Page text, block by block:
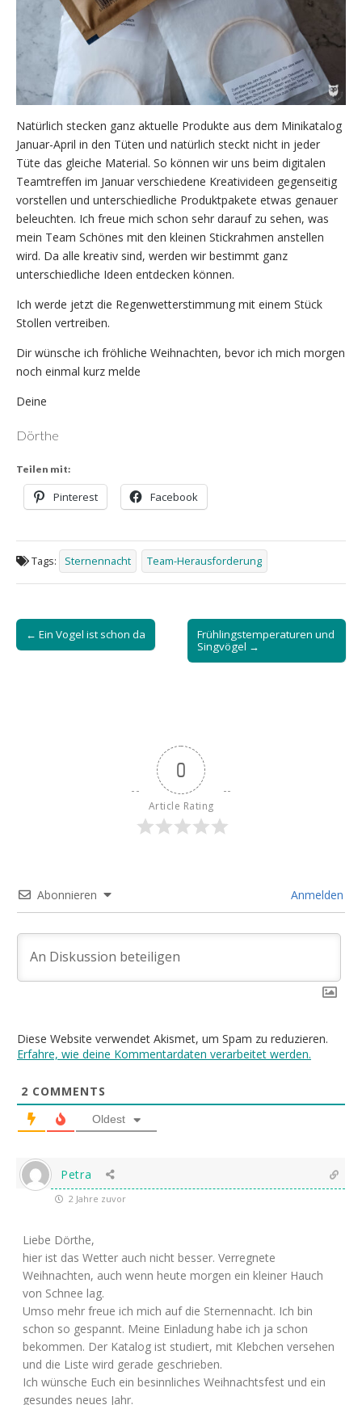
Natürlich stecken ganz aktuelle Produkte aus dem Minikatalog
Januar-April in den Tüten und natürlich steckt nicht in jeder
Tüte das gleiche Material. So können wir uns beim digitalen
Teamtreffen im Januar verschiedene Kreativideen gegenseitig
vorstellen und unterschiedliche Produktpakete etwas genauer
beleuchten. Ich freue mich schon sehr darauf zu sehen, was
mein Team Schönes mit den kleinen Stickrahmen anstellen
wird. Da alle kreativ sind, werden wir bestimmt ganz
unterschiedliche Ideen entdecken können.
Ich werde jetzt die Regenwetterstimmung mit einem Stück
Stollen vertreiben.
Dir wünsche ich fröhliche Weihnachten, bevor ich mich morgen
noch einmal kurz melde
Deine
Dörthe
Teilen mit:
Pinterest Facebook
Tags: Sternennacht Team-Herausforderung
Post
navigation
← Ein Vogel ist schon da
Frühlingstemperaturen und
Singvögel →
0
Article Rating
Abonnieren Anmelden
Diese Website verwendet Akismet, um Spam zu reduzieren.
Erfahre, wie deine Kommentardaten verarbeitet werden.
2 COMMENTS
Oldest
Petra
2 Jahre zuvor
Liebe Dörthe,
hier ist das Wetter auch nicht besser. Verregnete
Weihnachten, auch wenn heute morgen ein kleiner Hauch
von Schnee lag.
Umso mehr freue ich mich auf die Sternennacht. Ich bin
schon so gespannt. Meine Einladung habe ich ja schon
bekommen. Der Katalog ist studiert, mit Klebchen versehen
und die Liste wird gerade geschrieben.
Ich wünsche Euch ein besinnliches Weihnachtsfest und ein
gesundes neues Jahr.